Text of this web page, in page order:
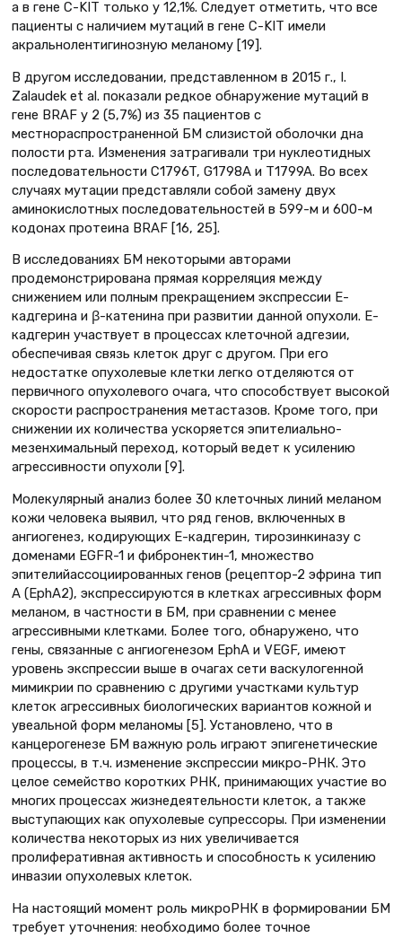
а в гене С-KIT только у 12,1%. Следует отметить, что все
пациенты с наличием мутаций в гене С-KIT имели
акральнолентигинозную меланому [19].
В другом исследовании, представленном в 2015 г., I.
Zalaudek et al. показали редкое обнаружение мутаций в
гене BRAF у 2 (5,7%) из 35 пациентов с
местнораспространенной БМ слизистой оболочки дна
полости рта. Изменения затрагивали три нуклеотидных
последовательности C1796T, G1798A и T1799A. Во всех
случаях мутации представляли собой замену двух
аминокислотных последовательностей в 599-м и 600-м
кодонах протеина BRAF [16, 25].
В исследованиях БМ некоторыми авторами
продемонстрирована прямая корреляция между
снижением или полным прекращением экспрессии Е-
кадгерина и β-катенина при развитии данной опухоли. Е-
кадгерин участвует в процессах клеточной адгезии,
обеспечивая связь клеток друг с другом. При его
недостатке опухолевые клетки легко отделяются от
первичного опухолевого очага, что способствует высокой
скорости распространения метастазов. Кроме того, при
снижении их количества ускоряется эпителиально-
мезенхимальный переход, который ведет к усилению
агрессивности опухоли [9].
Молекулярный анализ более 30 клеточных линий меланом
кожи человека выявил, что ряд генов, включенных в
ангиогенез, кодирующих Е-кадгерин, тирозинкиназу с
доменами EGFR-1 и фибронектин-1, множество
эпителийассоциированных генов (рецептор-2 эфрина тип
А (EphA2), экспрессируются в клетках агрессивных форм
меланом, в частности в БМ, при сравнении с менее
агрессивными клетками. Более того, обнаружено, что
гены, связанные с ангиогенезом EphA и VEGF, имеют
уровень экспрессии выше в очагах сети васкулогенной
мимикрии по сравнению с другими участками культур
клеток агрессивных биологических вариантов кожной и
увеальной форм меланомы [5]. Установлено, что в
канцерогенезе БМ важную роль играют эпигенетические
процессы, в т.ч. изменение экспрессии микро-РНК. Это
целое семейство коротких РНК, принимающих участие во
многих процессах жизнедеятельности клеток, а также
выступающих как опухолевые супрессоры. При изменении
количества некоторых из них увеличивается
пролиферативная активность и способность к усилению
инвазии опухолевых клеток.
На настоящий момент роль микроРНК в формировании БМ
требует уточнения: необходимо более точное